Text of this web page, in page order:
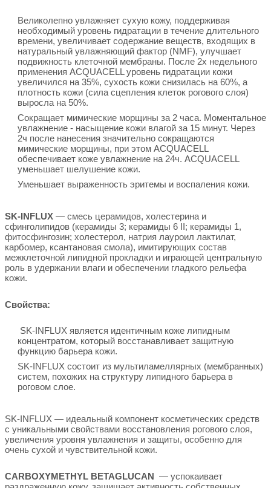
Великолепно увлажняет сухую кожу, поддерживая
необходимый уровень гидратации в течение длительного
времени, увеличивает содержание веществ, входящих в
натуральный увлажняющий фактор (NMF), улучшает
подвижность клеточной мембраны. После 2х недельного
применения ACQUACELL уровень гидратации кожи
увеличился на 35%, сухость кожи снизилась на 60%, а
плотность кожи (сила сцепления клеток рогового слоя)
выросла на 50%.
Сокращает мимические морщины за 2 часа. Моментальное
увлажнение - насыщение кожи влагой за 15 минут. Через
2ч после нанесения значительно сокращаются
мимические морщины, при этом ACQUACELL
обеспечивает коже увлажнение на 24ч. ACQUACELL
уменьшает шелушение кожи.
Уменьшает выраженность эритемы и воспаления кожи.
SK-INFLUX — смесь церамидов, холестерина и
сфинголипидов (керамиды 3; керамиды 6 II; керамиды 1,
фитосфингозин; холестерол, натрия лауроил лактилат,
карбомер, ксантановая смола), имитирующих состав
межклеточной липидной прокладки и играющей центральную
роль в удержании влаги и обеспечении гладкого рельефа
кожи.
Свойства:
SK-INFLUX является идентичным коже липидным
концентратом, который восстанавливает защитную
функцию барьера кожи.
SK-INFLUX состоит из мультиламеллярных (мембранных)
систем, похожих на структуру липидного барьера в
роговом слое.
SK-INFLUX — идеальный компонент косметических средств
с уникальными свойствами восстановления рогового слоя,
увеличения уровня увлажнения и защиты, особенно для
очень сухой и чувствительной кожи.
CARBOXYMETHYL BETAGLUCAN — успокаивает